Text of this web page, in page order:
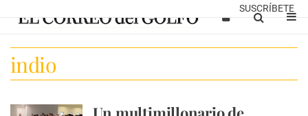
SUSCRÍBETE
indio